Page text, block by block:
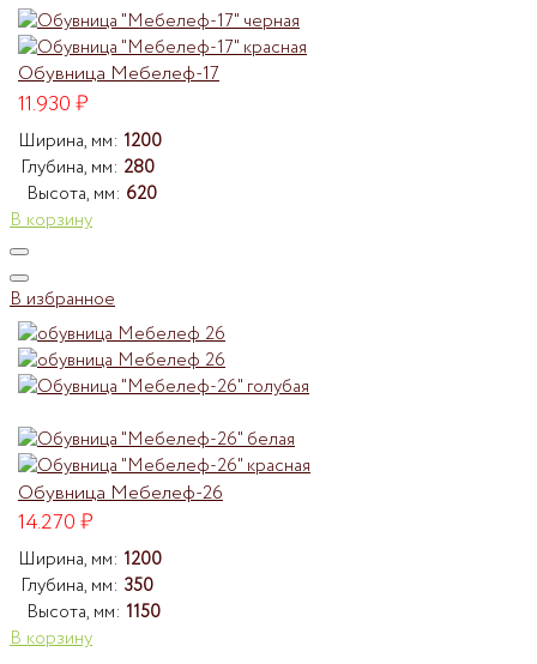
Обувница Мебелеф-17
11.930₽
Ширина, мм: 1200
Глубина, мм: 280
Высота, мм: 620
В корзину
В избранное
Обувница Мебелеф-26
14.270₽
Ширина, мм: 1200
Глубина, мм: 350
Высота, мм: 1150
В корзину